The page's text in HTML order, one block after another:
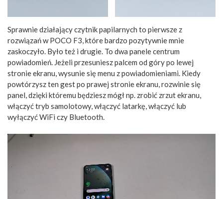
Sprawnie działający czytnik papilarnych to pierwsze z
rozwiązań w POCO F3, które bardzo pozytywnie mnie
zaskoczyło. Było też i drugie. To dwa panele centrum
powiadomień. Jeżeli przesuniesz palcem od góry po lewej
stronie ekranu, wysunie się menu z powiadomieniami. Kiedy
powtórzysz ten gest po prawej stronie ekranu, rozwinie się
panel, dzięki któremu będziesz mógł np. zrobić zrzut ekranu,
włączyć tryb samolotowy, włączyć latarkę, włączyć lub
wyłączyć WiFi czy Bluetooth.